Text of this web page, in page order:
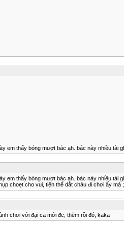
em thấy bóng mượt bác ạh. bác này nhiều tài
em thấy bóng mượt bác ạh. bác này nhiều tài
choẹt cho vui, tiện thể dắt cháu đi chơi ấy mà
chơi với đại ca mới đc, thèm rồi đó, kaka